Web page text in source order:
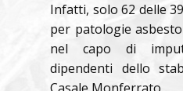
Infatti, solo 62 delle
per patologie
nel capo di
dipendenti dello